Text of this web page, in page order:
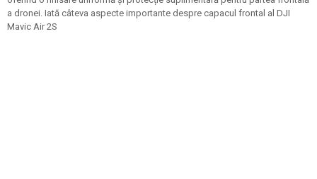
a dronei. Iată câteva aspecte importante despre capacul frontal al DJI
Mavic Air 2S